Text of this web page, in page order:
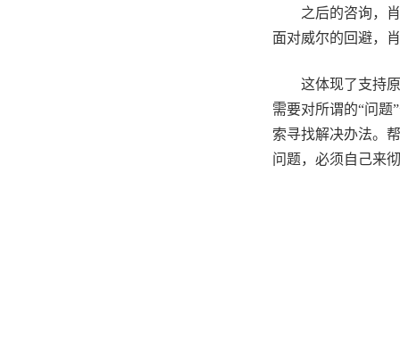
之后的咨询，
面对威尔的回避，
这体现了支持
需要对所谓的“问题
索寻找解决办法。
问题，必须自己来